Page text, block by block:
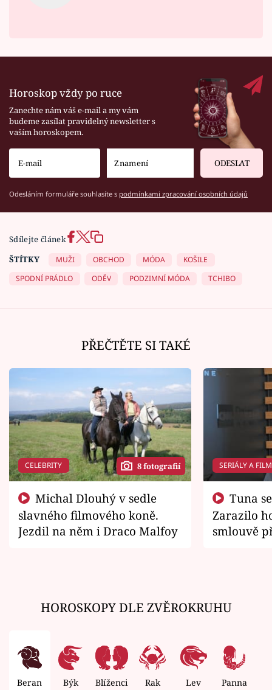
Horoskop vždy po ruce
Zanechte nám váš e-mail a my vám
budeme zasílat pravidelný newsletter s
vaším horoskopem.
ODESLAT
Odesláním formuláře souhlasíte s podmínkami zpracování osobních údajů
Sdílejte článek
ŠTÍTKY
MUŽI OBCHOD MÓDA
KOŠILE
SPODNÍ PRÁDLO
ODĚV PODZIMNÍ MÓDA TCHIBO
PŘEČTĚTE SI TAKÉ
CELEBRITY 8 fotografií
slavného filmového koně.
Jezdil na něm i Draco Malfoy
SERIÁLY A
Zarazilo
smlouvě
HOROSKOPY DLE ZVĚROKRUHU
Beran Býk Blíženci Rak Lev Panna